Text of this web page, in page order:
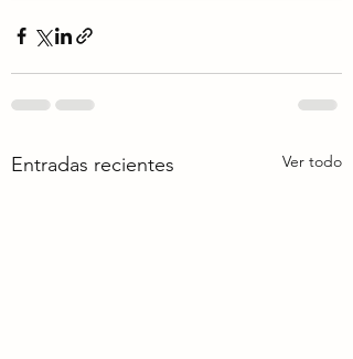
Entradas recientes Ver todo